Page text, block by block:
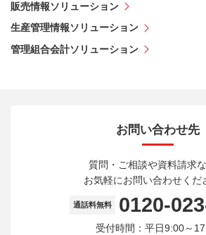
販売情報ソリューション
生産管理情報ソリューション
管理組合会計ソリューション
お問い合わせ先
質問・ご相談や資料請求な
お気軽にお問い合わせくだ
通話料無料 0120-
受付時間：平日9:00～